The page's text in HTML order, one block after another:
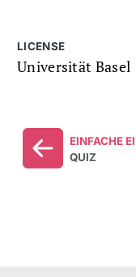
LICENSE
Universität Basel
EINFACHE
QUIZ